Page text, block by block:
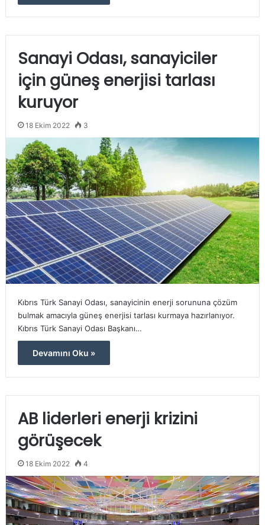
Sanayi Odası, sanayiciler
için güneş enerjisi tarlası
kuruyor
18 Ekim 2022 3
Kıbrıs Türk Sanayi Odası, sanayicinin enerji sorununa çözüm
bulmak amacıyla güneş enerjisi tarlası kurmaya hazırlanıyor.
Kıbrıs Türk Sanayi Odası Başkanı…
Devamını Oku »
AB liderleri enerji krizini
görüşecek
18 Ekim 2022 4